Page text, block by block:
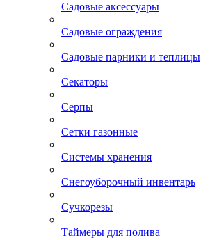
Садовые аксессуары
Садовые ограждения
Садовые парники и теплицы
Секаторы
Серпы
Сетки газонные
Системы хранения
Снегоуборочный инвентарь
Сучкорезы
Таймеры для полива